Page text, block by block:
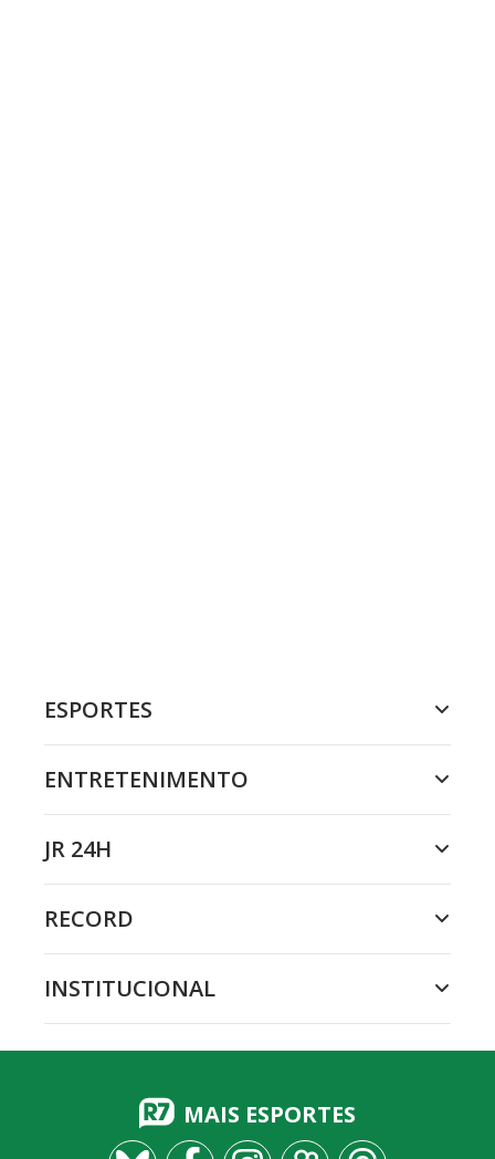
ESPORTES
ENTRETENIMENTO
JR 24H
RECORD
INSTITUCIONAL
MAIS ESPORTES